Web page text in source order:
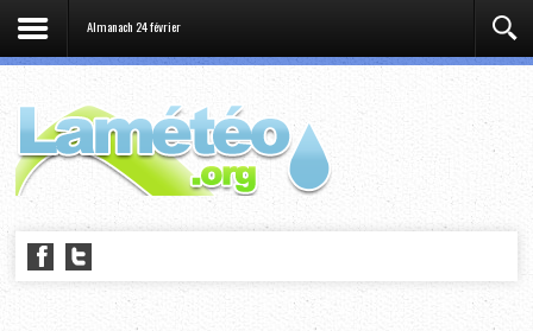
Almanach 24 février